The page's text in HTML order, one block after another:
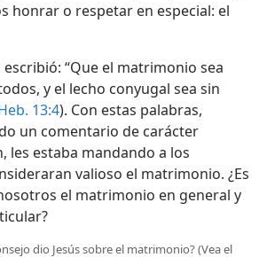
honrar o respetar en especial: el
“Que el matrimonio sea
y el lecho conyugal sea sin
13:4). Con estas palabras,
un comentario de carácter
les estaba mandando a los
valioso el matrimonio. ¿Es
el matrimonio en general y
dio Jesús sobre el matrimonio? (Vea el